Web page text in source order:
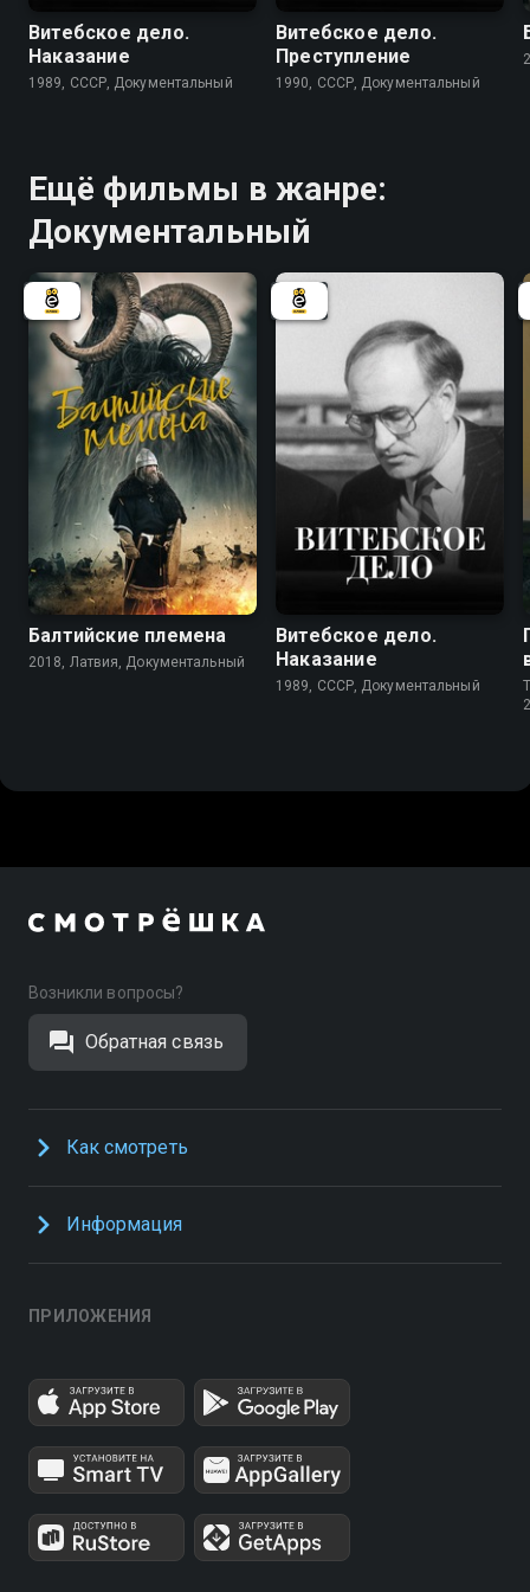
Витебское дело.
Наказание
1989, СССР, Документальный
Витебское дело.
Преступление
1990, СССР, Документальный
Ещё фильмы в жанре:
Документальный
7.0
Балтийские племена
2018, Латвия, Документальный
Витебское дело.
Наказание
1989, СССР, Документальный
Возникли вопросы?
Обратная связь
Как смотреть
Информация
ПРИЛОЖЕНИЯ